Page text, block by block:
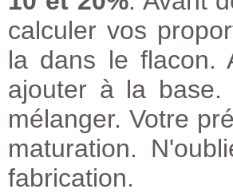
calculer vos
la dans le flacon.
ajouter à la base.
mélanger. Votre
maturation.
fabrication.